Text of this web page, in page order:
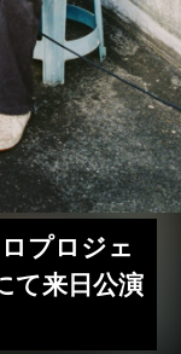
プロジェ
て来日公演